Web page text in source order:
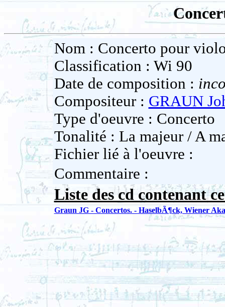
Nom : Concerto pour
Classification : Wi 90
Date de composition :
Compositeur : GRAUN
Type d'oeuvre : Concerto
Tonalité : La majeur / A
Fichier lié à l'oeuvre :
Commentaire :
Liste des cd contenant
Graun JG - Concertos. - HaselbÃ¶ck, Wiener